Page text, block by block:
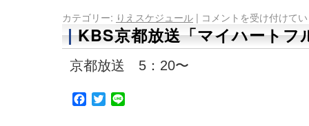
カテゴリー: りえスケジュール | コメントを受け付けて
KBS京都放送「マイハートフ
京都放送 5：20〜
Facebook
Twitter